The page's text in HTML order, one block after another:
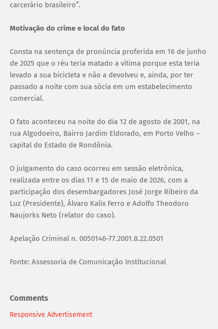
carcerário brasileiro”.
Motivação do crime e local do fato
Consta na sentença de pronúncia proferida em 16 de junho
de 2025 que o réu teria matado a vítima porque esta teria
levado a sua bicicleta e não a devolveu e, ainda, por ter
passado a noite com sua sócia em um estabelecimento
comercial.
O fato aconteceu na noite do dia 12 de agosto de 2001, na
rua Algodoeiro, Bairro Jardim Eldorado, em Porto Velho –
capital do Estado de Rondônia.
O julgamento do caso ocorreu em sessão eletrônica,
realizada entre os dias 11 e 15 de maio de 2026, com a
participação dos desembargadores José Jorge Ribeiro da
Luz (Presidente), Álvaro Kalix Ferro e Adolfo Theodoro
Naujorks Neto (relator do caso).
Apelação Criminal n. 0050146-77.2001.8.22.0501
Fonte: Assessoria de Comunicação Institucional
Comments
Responsive Advertisement